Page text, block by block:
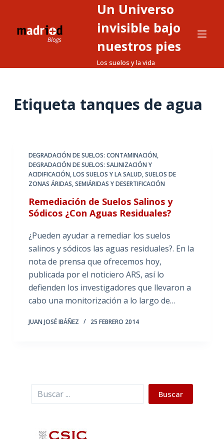
Un Universo
invisible bajo
nuestros pies
Los suelos y la vida
Etiqueta tanques de agua
DEGRADACIÓN DE SUELOS: CONTAMINACIÓN,
DEGRADACIÓN DE SUELOS: SALINIZACIÓN Y
ACIDIFICACIÓN,LOS SUELOS Y LA SALUD,SUELOS DE
ZONAS ÁRIDAS, SEMIÁRIDAS Y DESERTIFICACIÓN
Remediación de Suelos Salinos y
Sódicos ¿Con Aguas Residuales?
¿Pueden ayudar a remediar los suelos
salinos y sódicos las aguas residuales?. En la
nota de prensa que ofrecemos hoy,
publicada por el noticiero ARS, así lo
defienden los investigadores que llevaron a
cabo una monitorización a lo largo de…
JUAN JOSÉ IBÁÑEZ 25 FEBRERO 2014
Buscar Buscar